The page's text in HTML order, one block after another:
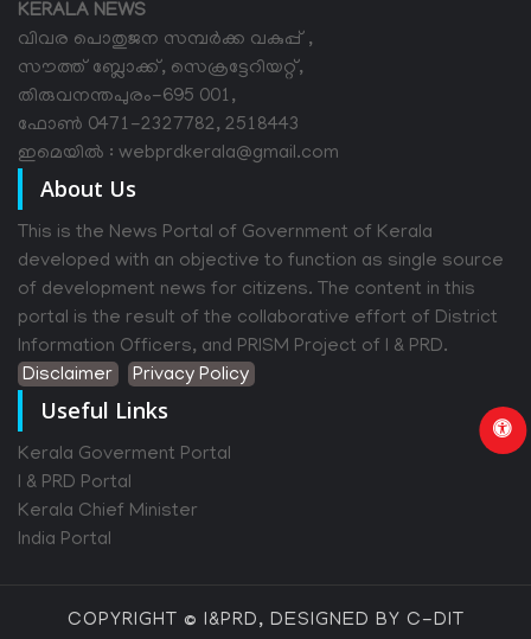
KERALA NEWS
വിവര പൊതുജന സമ്പര്‍ക്ക വകുപ്പ് ,
സൗത്ത് ബ്ലോക്ക്, സെക്രട്ടേറിയറ്റ്,
തിരുവനന്തപുരം-695 001,
ഫോൺ 0471-2327782, 2518443
ഇമെയിൽ : webprdkerala@gmail.com
About Us
This is the News Portal of Government of Kerala
developed with an objective to function as single source
of development news for citizens. The content in this
portal is the result of the collaborative effort of District
Information Officers, and PRISM Project of I & PRD.
Disclaimer
Privacy Policy
Useful Links
Kerala Goverment Portal
I & PRD Portal
Kerala Chief Minister
India Portal
COPYRIGHT © I&PRD, DESIGNED BY C-DIT